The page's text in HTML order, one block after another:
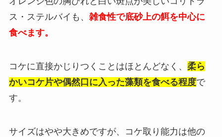
ス・ステルバイも、 雑食性で底砂上の餌を中心に
食べます。
コケに直接かじりつくことはほとんどなく、 柔ら
かいコケ片や偶然口に入った藻類を食べる程度で
す。
サイズはやや大きめですが、コケ取り能力は他の